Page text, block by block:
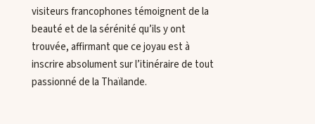
visiteurs francophones témoignent de la
beauté et de la sérénité qu’ils y ont
trouvée, affirmant que ce joyau est à
inscrire absolument sur l’itinéraire de tout
passionné de la Thaïlande.